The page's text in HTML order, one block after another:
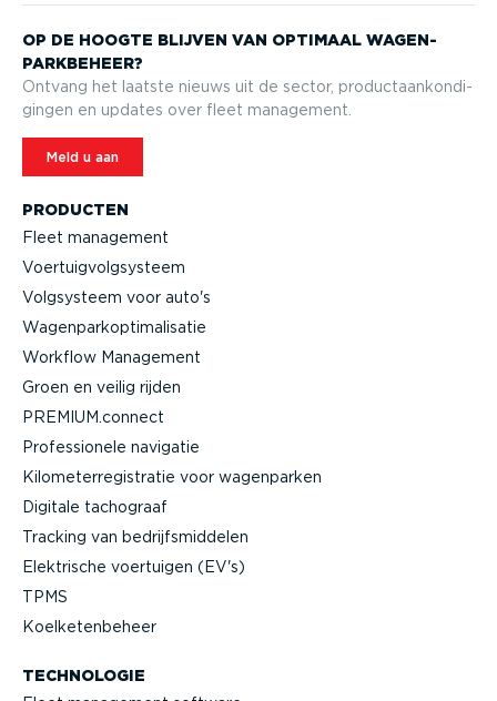
PRODUCTEN
Fleet management
Voertuig­volg­systeem
Volgsysteem voor auto's
Wagen­par­kop­ti­ma­li­satie
Workflow Management
Groen en veilig rijden
PREMIUM.connect
Profes­si­onele navigatie
Kilome­ter­re­gi­stratie voor wagenparken
Digitale tachograaf
Tracking van bedrijfs­mid­delen
Elektrische voertuigen (EV's)
TPMS
Koelke­ten­beheer
TECHNOLOGIE
OP DE HOOGTE BLIJVEN VAN OPTIMAAL WAGEN­
PARK­BEHEER?
Ontvang het laatste nieuws uit de sector, product­aan­kon­di­
gingen en updates over fleet management.
Meld u aan